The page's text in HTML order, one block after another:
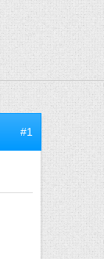
#1